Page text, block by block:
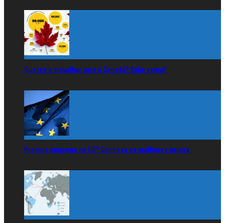
Queres ir trabalhar para o Canadá? Sabe como!
Procura emprego na UE? Conheça os melhores países